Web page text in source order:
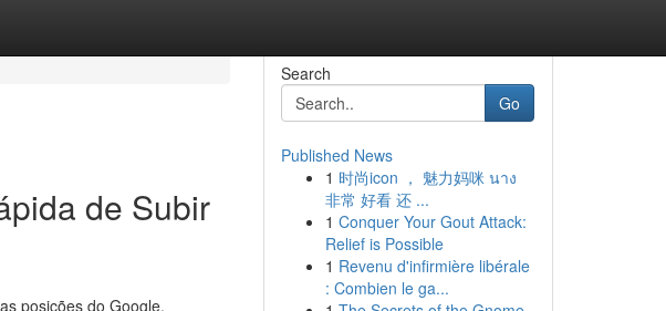
de Subir
posições do Google,
Search
Go
Published News
1 时尚icon ， 魅力妈咪 นาง
非常 好看 还 ...
1 Conquer Your Gout Attack:
Relief is Possible
1 Revenu d'infirmière libérale
: Combien le ga...